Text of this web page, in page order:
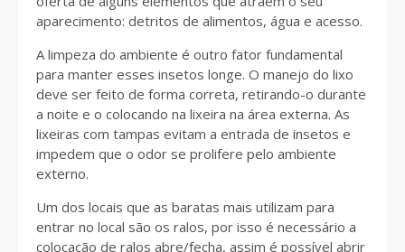
aparecimento: detritos de alimentos, água e acesso.
A limpeza do ambiente é outro fator fundamental
para manter esses insetos longe. O manejo do lixo
deve ser feito de forma correta, retirando-o durante
a noite e o colocando na lixeira na área externa. As
lixeiras com tampas evitam a entrada de insetos e
impedem que o odor se prolifere pelo ambiente
externo.
Um dos locais que as baratas mais utilizam para
entrar no local são os ralos, por isso é necessário a
colocação de ralos abre/fecha, assim é possível abrir